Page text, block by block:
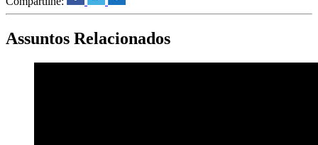
Assuntos Relacionados